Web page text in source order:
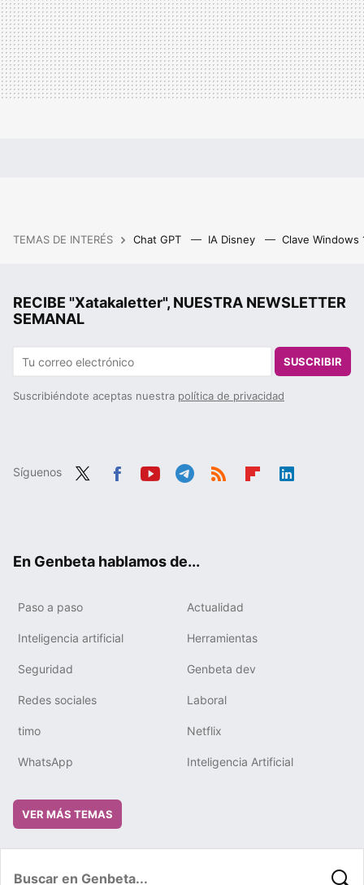
TEMAS DE INTERÉS Chat GPT IA Disney Clave Windows
RECIBE "Xatakaletter", NUESTRA NEWSLETTER
SEMANAL
SUSCRIBIR
Suscribiéndote aceptas nuestra política de privacidad
Síguenos
En Genbeta hablamos de...
Paso a paso Actualidad
Inteligencia artificial Herramientas
Seguridad Genbeta dev
Redes sociales Laboral
timo Netflix
WhatsApp Inteligencia Artificial
VER MÁS TEMAS